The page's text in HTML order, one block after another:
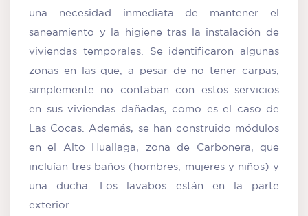
una necesidad inmediata de mantener el
saneamiento y la higiene tras la instalación de
viviendas temporales. Se identificaron algunas
zonas en las que, a pesar de no tener carpas,
simplemente no contaban con estos servicios
en sus viviendas dañadas, como es el caso de
Las Cocas. Además, se han construido módulos
en el Alto Huallaga, zona de Carbonera, que
incluían tres baños (hombres, mujeres y niños) y
una ducha. Los lavabos están en la parte
exterior.